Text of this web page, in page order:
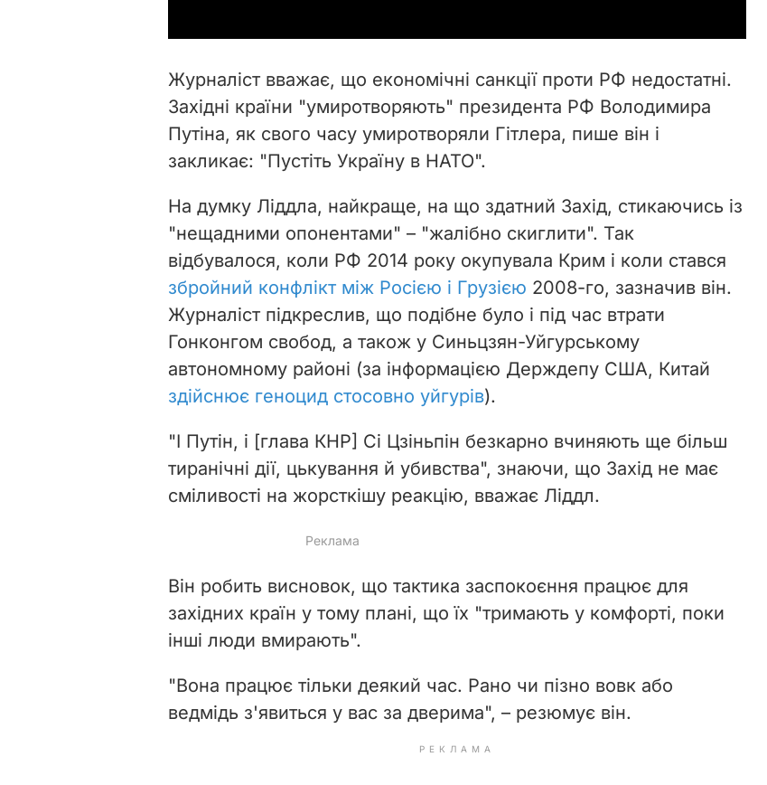
i
d
o
Журналіст вважає, що економічні санкції проти РФ недостатні.
Західні країни "умиротворяють" президента РФ Володимира
Путіна, як свого часу умиротворяли Гітлера, пише він і
закликає: "Пустіть Україну в НАТО".
На думку Ліддла, найкраще, на що здатний Захід, стикаючись із
"нещадними опонентами" – "жалібно скиглити". Так
відбувалося, коли РФ 2014 року окупувала Крим і коли стався
збройний конфлікт між Росією і Грузією 2008-го, зазначив він.
Журналіст підкреслив, що подібне було і під час втрати
Гонконгом свобод, а також у Синьцзян-Уйгурському
автономному районі (за інформацією Держдепу США, Китай
здійснює геноцид стосовно уйгурів).
"І Путін, і [глава КНР] Сі Цзіньпін безкарно вчиняють ще більш
тиранічні дії, цькування й убивства", знаючи, що Захід не має
сміливості на жорсткішу реакцію, вважає Ліддл.
Він робить висновок, що тактика заспокоєння працює для
західних країн у тому плані, що їх "тримають у комфорті, поки
інші люди вмирають".
"Вона працює тільки деякий час. Рано чи пізно вовк або
ведмідь з'явиться у вас за дверима", – резюмує він.
РЕКЛАМА